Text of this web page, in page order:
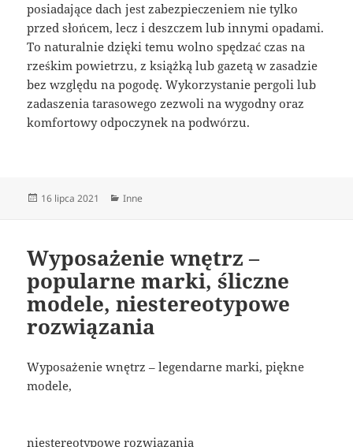
posiadające dach jest zabezpieczeniem nie tylko
przed słońcem, lecz i deszczem lub innymi opadami.
To naturalnie dzięki temu wolno spędzać czas na
rześkim powietrzu, z książką lub gazetą w zasadzie
bez względu na pogodę. Wykorzystanie pergoli lub
zadaszenia tarasowego zezwoli na wygodny oraz
komfortowy odpoczynek na podwórzu.
Data
16 lipca 2021 Kategorie
Inne
Wyposażenie wnętrz –
popularne marki, śliczne
modele, niestereotypowe
rozwiązania
Wyposażenie wnętrz – legendarne marki, piękne
modele,
niestereotypowe rozwiązania